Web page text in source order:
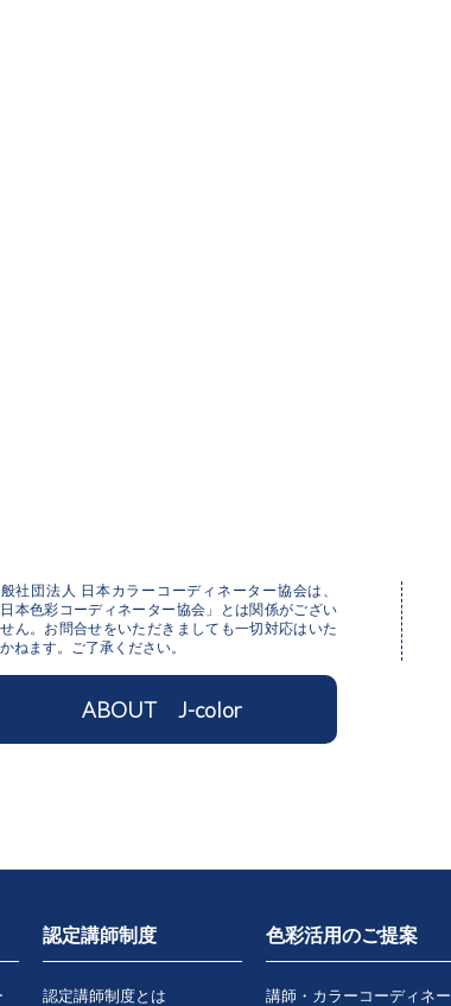
社団法人 日本カラーコーディネーター協会は、
日本色彩コーディネーター協会」とは関係がござい
せん。お問合せをいただきましても一切対応はいた
ねます。ご了承ください。
ABOUT J-color
認定講師制度
認定講師制度とは
色彩活用のご提案
講師・カラーコーディネー